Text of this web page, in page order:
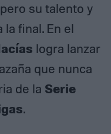
su talento y
final. En el
logra lanzar
que nunca
de la Serie
.